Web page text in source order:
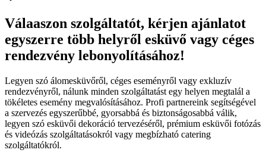
Válaaszon szolgáltatót, kérjen ajánlatot
egyszerre több helyről esküvő vagy céges
rendezvény lebonyolításához!
Legyen szó álomesküvőről, céges eseményről vagy exkluzív
rendezvényről, nálunk minden szolgáltatást egy helyen megtalál a
tökéletes esemény megvalósításához. Profi partnereink segítségével
a szervezés egyszerűbbé, gyorsabbá és biztonságosabbá válik,
legyen szó esküvői dekoráció tervezéséről, prémium esküvői fotózás
és videózás szolgáltatásokról vagy megbízható catering
szolgáltatókról.